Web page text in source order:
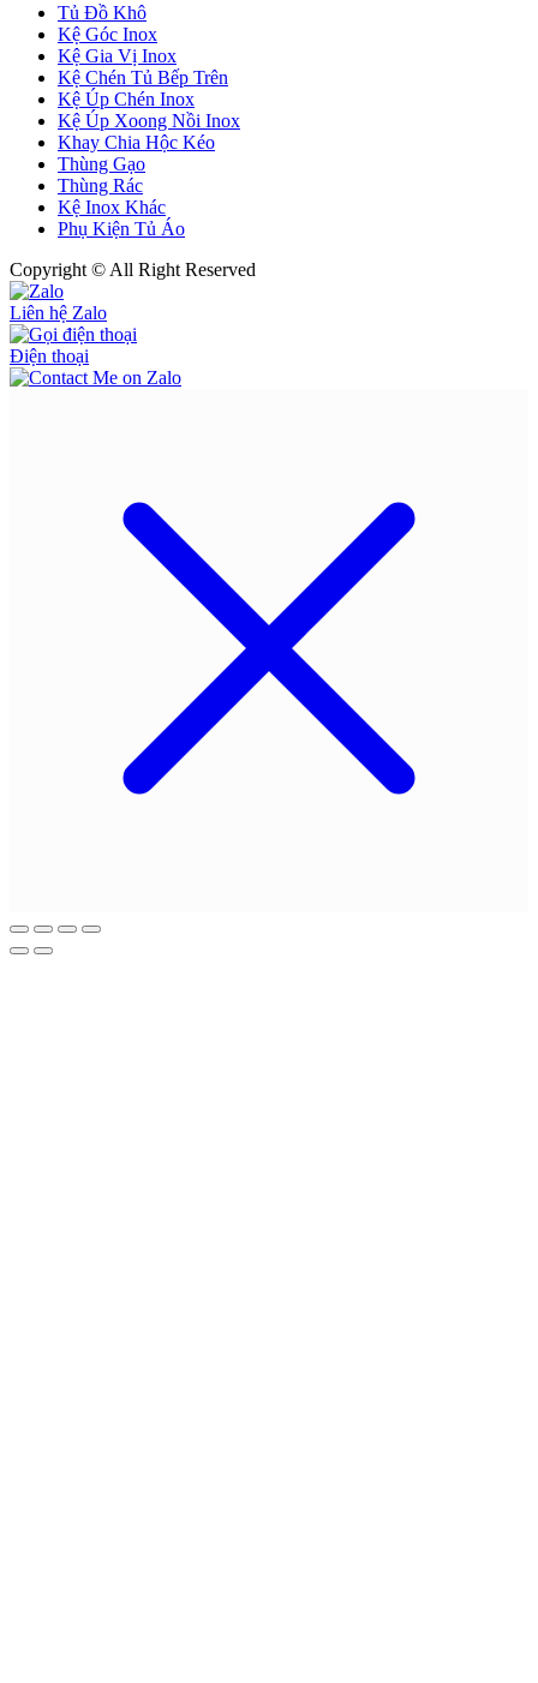
Tủ Đồ Khô
Kệ Góc Inox
Kệ Gia Vị Inox
Kệ Chén Tủ Bếp Trên
Kệ Úp Chén Inox
Kệ Úp Xoong Nồi Inox
Khay Chia Hộc Kéo
Thùng Gạo
Thùng Rác
Kệ Inox Khác
Phụ Kiện Tủ Áo
Copyright © All Right Reserved
Liên hệ Zalo
Điện thoại